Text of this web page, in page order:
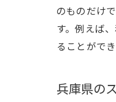
のものだけ
す。例えば
ることがで
兵庫県の